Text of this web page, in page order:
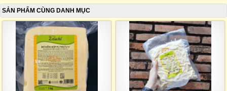
SẢN PHẨM CÙNG DANH MỤC